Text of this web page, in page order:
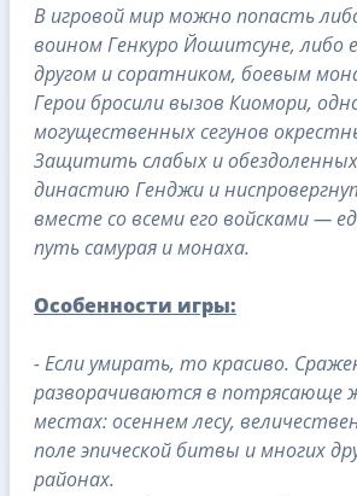
В игровой мир можно попасть
воином Генкуро Йошитсуне, либо
другом и соратником, боевым
Герои бросили вызов Киомори,
могущественных сегунов
Защитить слабых и
династию Генджи и
вместе со всеми его войсками —
путь самурая и монаха.
Особенности игры:
- Если умирать, то красиво.
разворачиваются в потрясающе
местах: осеннем лесу,
поле эпической битвы и многих
районах.